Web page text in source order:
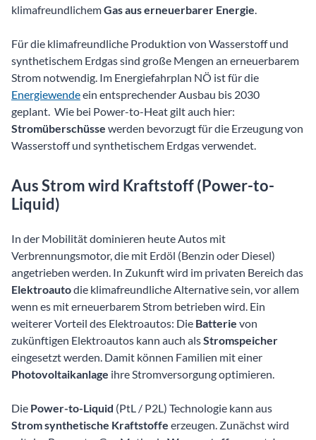
klimafreundlichemGas aus erneuerbarer Energie.
Für die klimafreundliche Produktion von Wasserstoff und
synthetischem Erdgas sind große Mengen an erneuerbarem
Strom notwendig. Im Energiefahrplan NÖ ist für die
Energiewendeein entsprechender Ausbau bis 2030
geplant. Wie bei Power-to-Heat gilt auch hier:
Stromüberschüsse werden bevorzugt für die Erzeugung von
Wasserstoff und synthetischem Erdgas verwendet.
Aus Strom wird Kraftstoff (Power-to-
Liquid)
In der Mobilität dominieren heute Autos mit
Verbrennungsmotor, die mit Erdöl (Benzin oder Diesel)
angetrieben werden. In Zukunft wird im privaten Bereich das
Elektroautodie klimafreundliche Alternative sein, vor allem
wenn es mit erneuerbarem Strom betrieben wird. Ein
weiterer Vorteil des Elektroautos: Die Batterie von
zukünftigen Elektroautos kann auch alsStromspeicher
eingesetzt werden. Damit können Familien mit einer
Photovoltaikanlage ihre Stromversorgung optimieren.
Die Power-to-Liquid (PtL / P2L) Technologie kann aus
Strom synthetische Kraftstoffe erzeugen. Zunächst wird